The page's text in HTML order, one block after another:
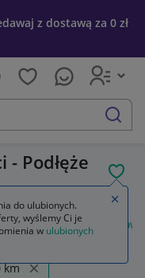
z dostawą za 0 zł
szukaj
- Podłęże
Klocki LEGO Zestawy
meble
km
do ulubionych.
wyślemy Ci je
w ulubionych